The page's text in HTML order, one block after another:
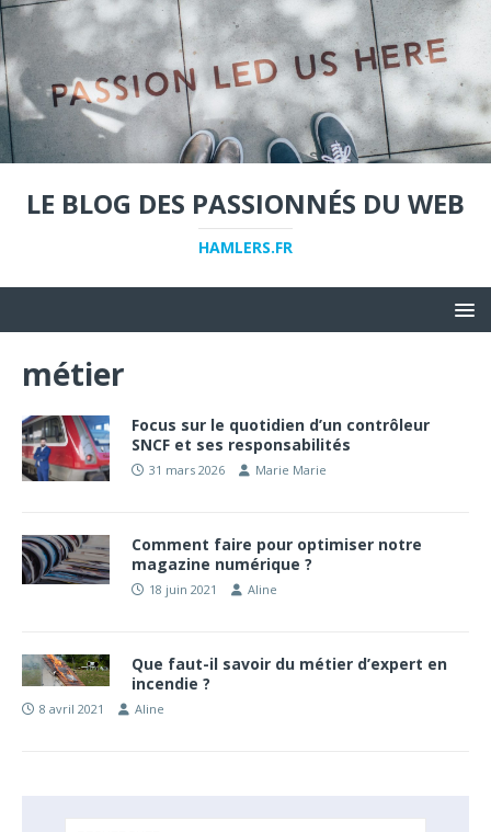
LE BLOG DES PASSIONNÉS DU WEB
HAMLERS.FR
métier
Focus sur le quotidien d’un contrôleur
SNCF et ses responsabilités
31 mars 2026 Marie Marie
Comment faire pour optimiser notre
magazine numérique ?
18 juin 2021 Aline
Que faut-il savoir du métier d’expert en
incendie ?
8 avril 2021 Aline